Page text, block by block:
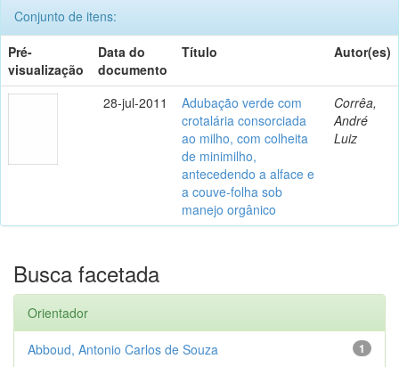
Conjunto de itens:
Pré-
visualização
Data do
documento
Título Autor(es)
28-jul-2011
Adubação verde com
crotalária consorciada
ao milho, com colheita
de minimilho,
antecedendo a alface e
a couve-folha sob
manejo orgânico
Corrêa,
André
Luiz
Busca facetada
Orientador
1
Abboud, Antonio Carlos de Souza